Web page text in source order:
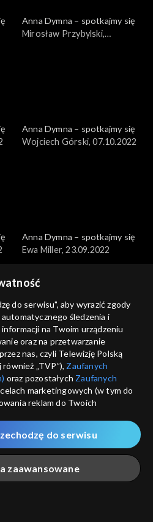
Anna Dymna – spotkajmy się
Mirosław Przybylski,
Anna Dymna – spotkajmy się
Wojciech Górski, 07.10.2022
Anna Dymna – spotkajmy się
Ewa Miller, 23.09.2022
Anna Dymna – spotkajmy się
Piotr Mazur, 09.09.2022
Anna Dymna – spotkajmy się
Agnieszka Trela, 03.06.2022
do serwisu", aby wyrazić zgody
śledzenia i
na Twoim urządzeniu
oraz na przetwarzanie
nas, czyli Telewizję Polską
„TVP”), Zaufanych
oraz pozostałych Zaufanych
marketingowych (w tym do
reklam do Twoich
zgody na udostępnianie
do Google.
podczas odwiedzania przez
serwisówzwanych dalej
zapisywane za pomocą
zaawansowane
do serwisu